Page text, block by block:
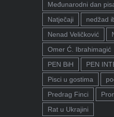
Međunarodni dan
Natječaji
nedžad
Nenad Veličković
Omer Ć. Ibrahimagić
PEN BiH
PEN
Pisci u gostima
Predrag Finci
Rat u Ukrajini